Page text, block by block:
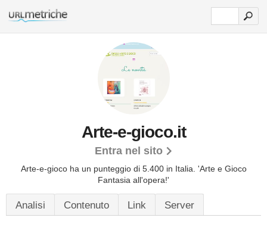
Arte-e-gioco.it
Entra nel sito
Arte-e-gioco ha un punteggio di 5.400 in Italia. 'Arte e Gioco
Fantasia all'opera!'
Analisi Contenuto Link Server